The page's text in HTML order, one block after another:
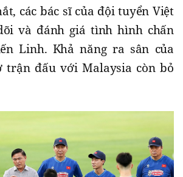
các bác sĩ của đội tuyển Việt
và đánh giá tình hình chấn
Linh. Khả năng ra sân của
trận đấu với Malaysia còn bỏ